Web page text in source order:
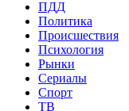
ПДД
Политика
Происшествия
Психология
Рынки
Сериалы
Спорт
ТВ